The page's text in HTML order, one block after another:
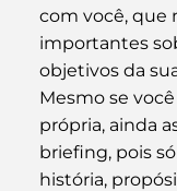
com você, que
importantes
objetivos da
Mesmo se
própria, ainda
briefing, pois
história,